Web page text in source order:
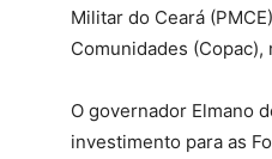
Militar do Ceará
Comunidades
O governador Elmano
investimento para as